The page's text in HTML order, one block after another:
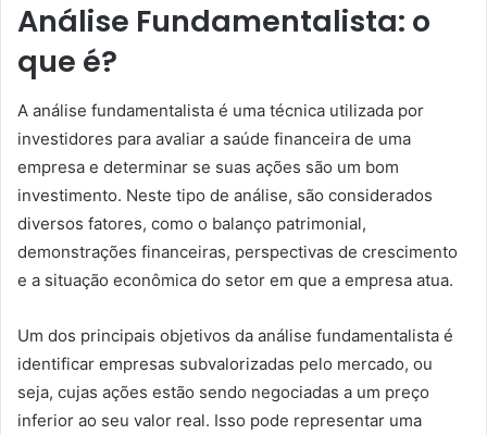
Análise Fundamentalista: o
que é?
A análise fundamentalista é uma técnica utilizada por
investidores para avaliar a saúde financeira de uma
empresa e determinar se suas ações são um bom
investimento. Neste tipo de análise, são considerados
diversos fatores, como o balanço patrimonial,
demonstrações financeiras, perspectivas de crescimento
e a situação econômica do setor em que a empresa atua.
Um dos principais objetivos da análise fundamentalista é
identificar empresas subvalorizadas pelo mercado, ou
seja, cujas ações estão sendo negociadas a um preço
inferior ao seu valor real. Isso pode representar uma